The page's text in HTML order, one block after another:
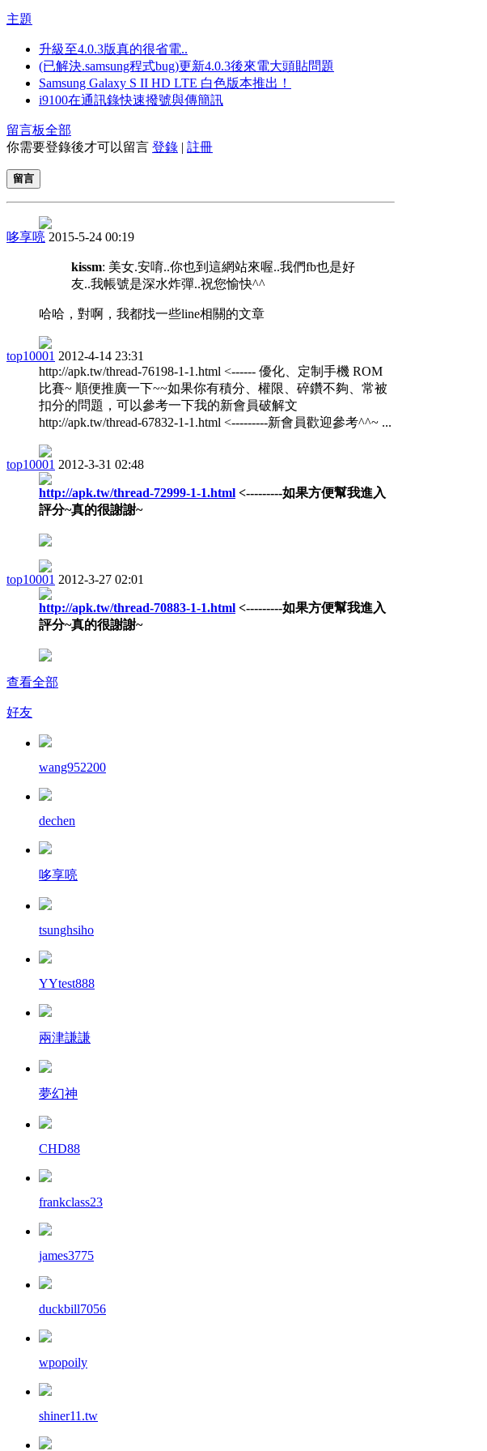
主題
升級至4.0.3版真的很省電..
(已解決.samsung程式bug)更新4.0.3後來電大頭貼問題
Samsung Galaxy S II HD LTE 白色版本推出！
i9100在通訊錄快速撥號與傳簡訊
留言板全部
你需要登錄後才可以留言 登錄 | 註冊
留言
哆享喨 2015-5-24 00:19
kissm: 美女.安唷..你也到這網站來喔..我們fb也是好
友..我帳號是深水炸彈..祝您愉快^^
哈哈，對啊，我都找一些line相關的文章
top10001 2012-4-14 23:31
http://apk.tw/thread-76198-1-1.html <------ 優化、定制手機 ROM
比賽~ 順便推廣一下~~如果你有積分、權限、碎鑽不夠、常被
扣分的問題，可以參考一下我的新會員破解文
http://apk.tw/thread-67832-1-1.html <---------新會員歡迎參考^^~ ...
top10001 2012-3-31 02:48
http://apk.tw/thread-72999-1-1.html <---------如果方便幫我進入
評分~真的很謝謝~
top10001 2012-3-27 02:01
http://apk.tw/thread-70883-1-1.html <---------如果方便幫我進入
評分~真的很謝謝~
查看全部
好友
wang952200
dechen
哆享喨
tsunghsiho
YYtest888
兩津謙謙
夢幻神
CHD88
frankclass23
james3775
duckbill7056
wpopoily
shiner11.tw